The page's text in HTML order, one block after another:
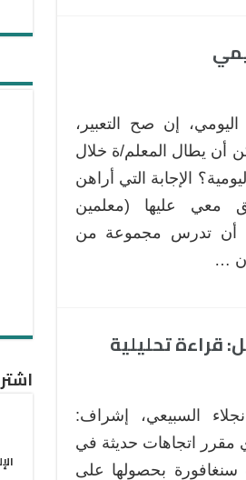
إن صح التعبير،
أن يطال المعلم/ة خلال
الإجابة التي أراهن
معي عليها (معلمين
أن تدرس مجموعة من
…
قراءة تحليلية
السبيعي، إشراف:
مقرر اتجاهات حديثة في
سنغافورة بحصولها على